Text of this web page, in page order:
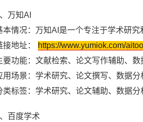
万知AI
本情况：万知AI是一个专注于学术研
接地址：
https://www.yumiok.com/
要功能：文献检索、论文写作辅助、数
用场景：学术研究、论文撰写、数据分
类标签：学术研究、论文辅助、数据分
百度学术